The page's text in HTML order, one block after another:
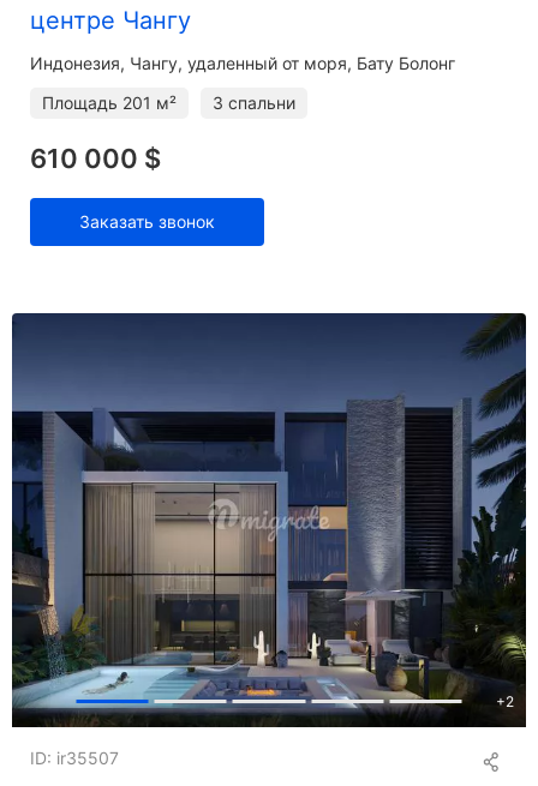
центре Чангу
Индонезия, Чангу, удаленный от моря, Бату Болонг
Площадь 201 м² 3 спальни
610 000 $
Заказать звонок
+2
ID: ir35507